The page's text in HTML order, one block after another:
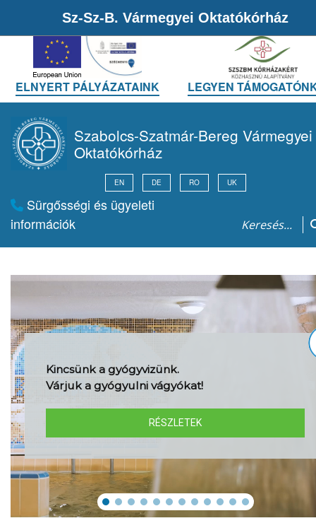
ELNYERT PÁLYÁZATAINK LEGYEN
Szabolcs-Szatmár-Bereg Vármegyei
Oktatókórház
Sürgősségi és ügyeleti
információk
EN DE RO UK
Kincsünk a gyógyvizünk.
Várjuk a gyógyulni vágyókat!
RÉSZLETEK
Sz-Sz-B. Vármegyei Oktatókórház